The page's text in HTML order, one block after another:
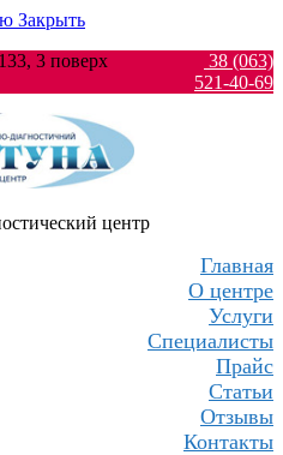
Закрыть
133, 3 поверх
38 (063)
521-40-69
центр
Главная
О центре
Услуги
Специалисты
Прайс
Статьи
Отзывы
Контакты